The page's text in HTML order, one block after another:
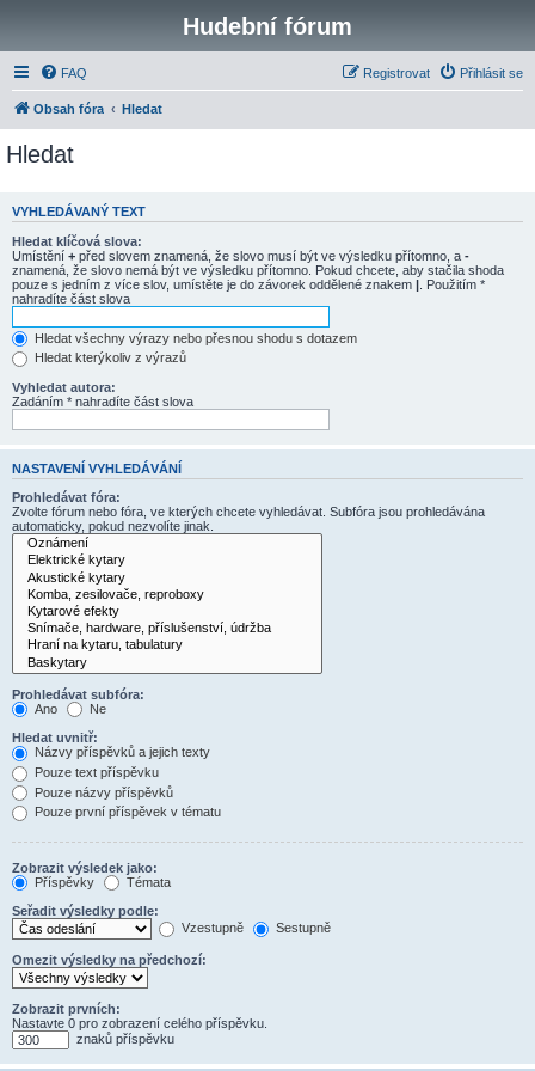
Hudební fórum
FAQ Přihlásit se
Registrovat
Obsah fóra Hledat
Hledat
VYHLEDÁVANÝ TEXT
Hledat klíčová slova:
Umístění + před slovem znamená, že slovo musí být ve výsledku přítomno, a -
znamená, že slovo nemá být ve výsledku přítomno. Pokud chcete, aby stačila shoda
pouze s jedním z více slov, umístěte je do závorek oddělené znakem | . Použitím *
nahradíte část slova
Hledat všechny výrazy nebo přesnou shodu s dotazem
Hledat kterýkoliv z výrazů
Vyhledat autora:
Zadáním * nahradíte část slova
NASTAVENÍ VYHLEDÁVÁNÍ
Prohledávat fóra:
Zvolte fórum nebo fóra, ve kterých chcete vyhledávat. Subfóra jsou prohledávána
automaticky, pokud nezvolíte jinak.
Prohledávat subfóra:
Ano
Ne
Hledat uvnitř:
Názvy příspěvků a jejich texty
Pouze text příspěvku
Pouze názvy příspěvků
Pouze první příspěvek v tématu
Zobrazit výsledek jako:
Příspěvky
Témata
Seřadit výsledky podle:
Vzestupně
Sestupně
Omezit výsledky na předchozí:
Zobrazit prvních:
Nastavte 0 pro zobrazení celého příspěvku.
znaků příspěvku